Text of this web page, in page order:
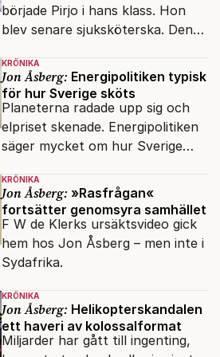
började Pirjo i hans klass. Hon
blev senare sjuksköterska. Den
för många av dagens nya
svenskar.
KRÖNIKA
Jon Åsberg: Energipolitiken typisk
för hur Sverige sköts
Planeterna radade upp sig och
elpriset skenade. Energipolitiken
säger mycket om hur Sverige
KRÖNIKA
Jon Åsberg: »Rasfrågan«
fortsätter genomsyra samhället
F W de Klerks ursäktsvideo gick
hem hos Jon Åsberg – men inte i
Sydafrika.
KRÖNIKA
Jon Åsberg: Helikopterskandalen
ett haveri av kolossalformat
Miljarder har gått till ingenting,